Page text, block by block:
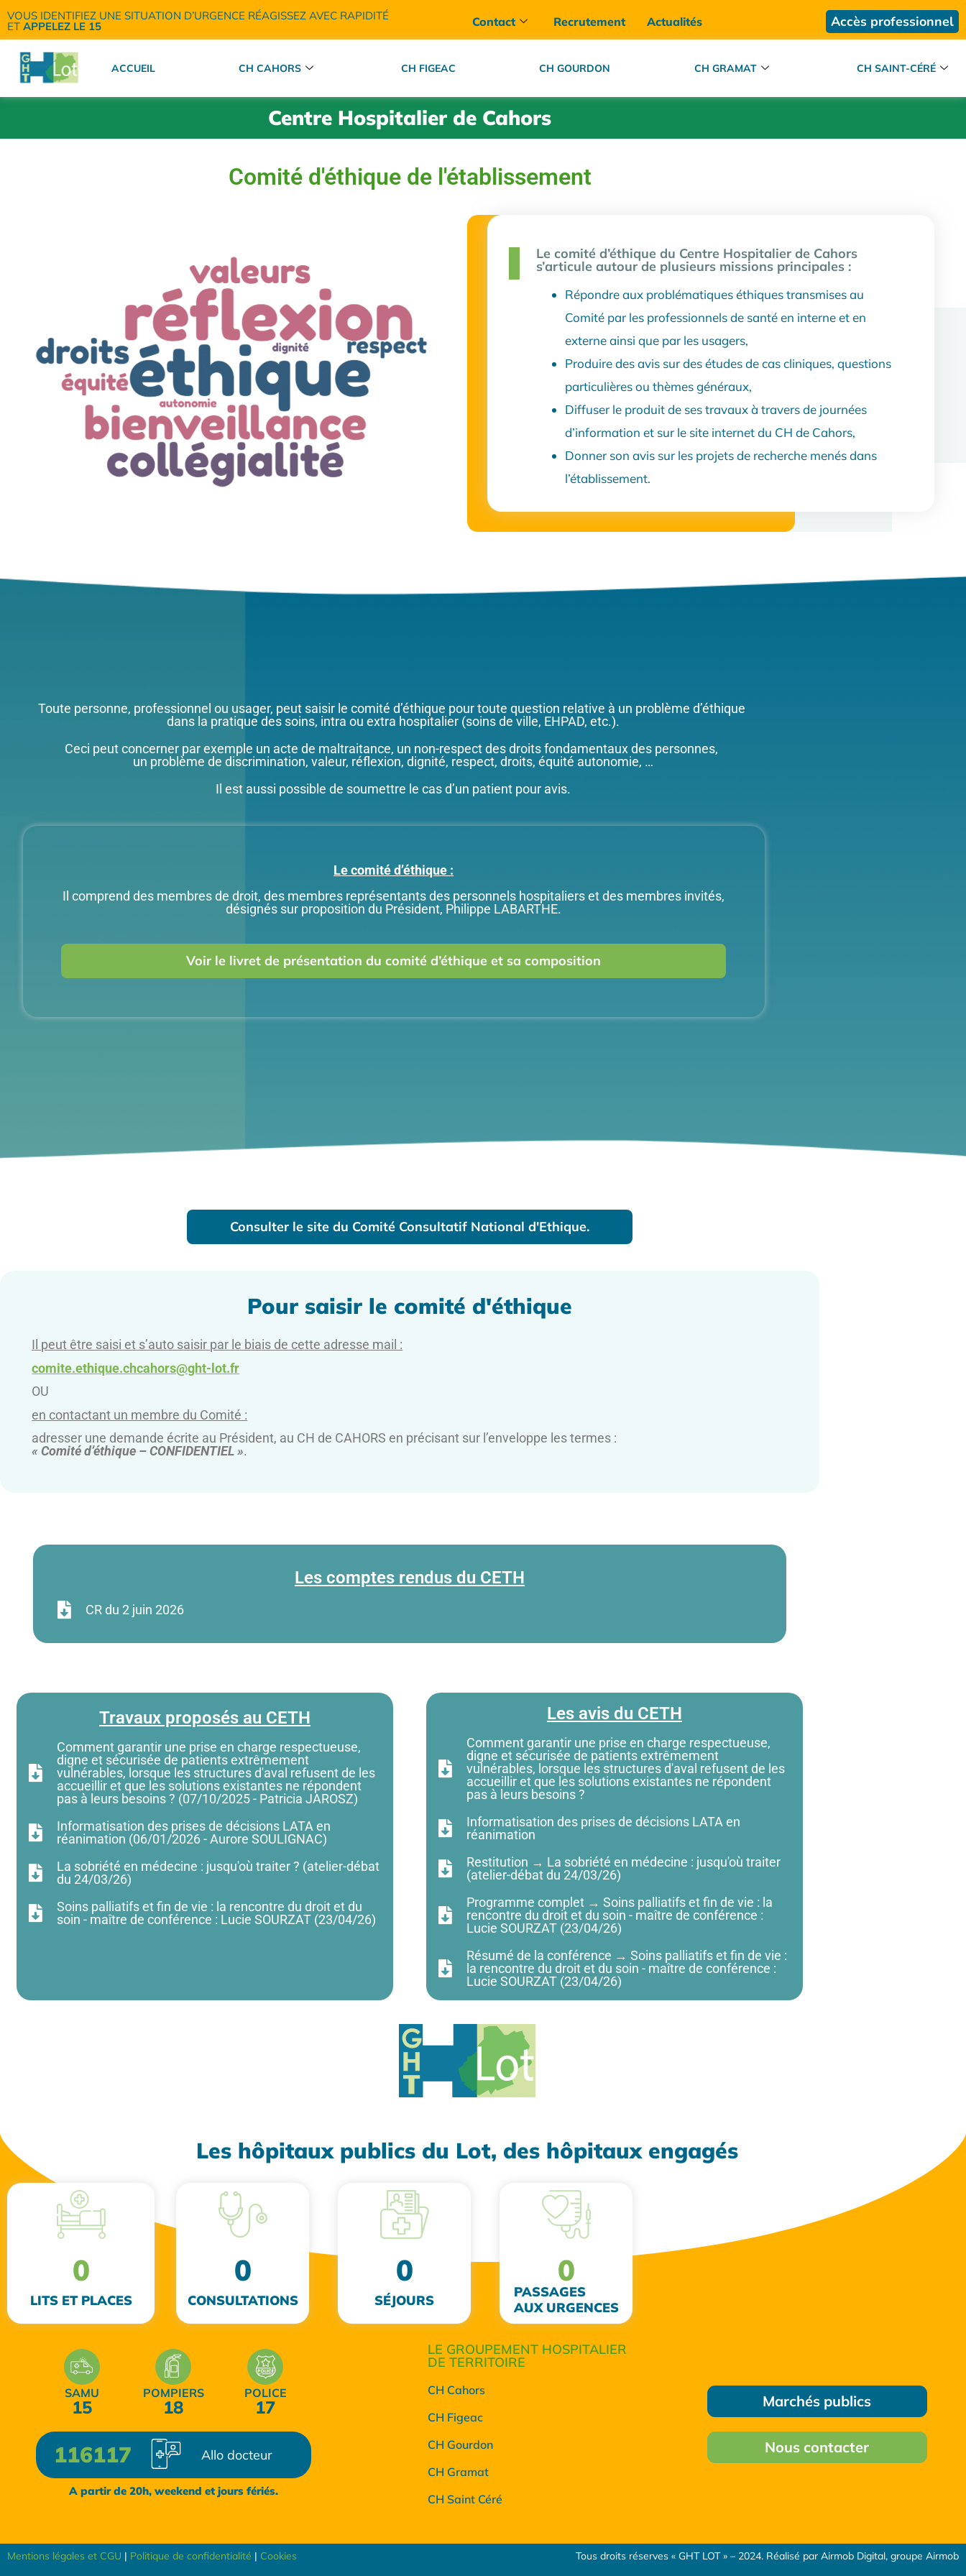
VOUS IDENTIFIEZ UNE SITUATION D’URGENCE RÉAGISSEZ AVEC RAPIDITÉ
ET APPELEZ LE 15 Contact Recrutement Actualités Accès professionnel
ACCUEIL CH CAHORS CH FIGEAC CH GOURDON CH GRAMAT CH SAINT-CÉRÉ
Centre Hospitalier de Cahors
Comité d'éthique de l'établissement
Le comité d’éthique du Centre Hospitalier de Cahors
s’articule autour de plusieurs missions principales :
Répondre aux problématiques éthiques transmises au
Comité par les professionnels de santé en interne et en
externe ainsi que par les usagers,
Produire des avis sur des études de cas cliniques, questions
particulières ou thèmes généraux,
Diffuser le produit de ses travaux à travers de journées
d’information et sur le site internet du CH de Cahors,
Donner son avis sur les projets de recherche menés dans
l’établissement.
Toute personne, professionnel ou usager, peut saisir le comité d’éthique pour toute question relative à un problème d’éthique
dans la pratique des soins, intra ou extra hospitalier (soins de ville, EHPAD, etc.).
Ceci peut concerner par exemple un acte de maltraitance, un non-respect des droits fondamentaux des personnes,
un problème de discrimination, valeur, réflexion, dignité, respect, droits, équité autonomie, …
Il est aussi possible de soumettre le cas d’un patient pour avis.
Le comité d’éthique :
Il comprend des membres de droit, des membres représentants des personnels hospitaliers et des membres invités,
désignés sur proposition du Président, Philippe LABARTHE.
Voir le livret de présentation du comité d’éthique et sa composition
Consulter le site du Comité Consultatif National d'Ethique.
Pour saisir le comité d'éthique
Il peut être saisi et s’auto saisir par le biais de cette adresse mail :
comite.ethique.chcahors@ght-lot.fr
OU
en contactant un membre du Comité :
adresser une demande écrite au Président, au CH de CAHORS en précisant sur l’enveloppe les termes :
« Comité d’éthique – CONFIDENTIEL ».
Les comptes rendus du CETH
CR du 2 juin 2026
Travaux proposés au CETH
Comment garantir une prise en charge respectueuse,
digne et sécurisée de patients extrêmement
vulnérables, lorsque les structures d'aval refusent de les
accueillir et que les solutions existantes ne répondent
pas à leurs besoins ? (07/10/2025 - Patricia JAROSZ)
Informatisation des prises de décisions LATA en
réanimation (06/01/2026 - Aurore SOULIGNAC)
La sobriété en médecine : jusqu'où traiter ? (atelier-débat
du 24/03/26)
Soins palliatifs et fin de vie : la rencontre du droit et du
soin - maître de conférence : Lucie SOURZAT (23/04/26)
Les avis du CETH
Comment garantir une prise en charge respectueuse,
digne et sécurisée de patients extrêmement
vulnérables, lorsque les structures d'aval refusent de les
accueillir et que les solutions existantes ne répondent
pas à leurs besoins ?
Informatisation des prises de décisions LATA en
réanimation
Restitution → La sobriété en médecine : jusqu'où traiter
(atelier-débat du 24/03/26)
Programme complet → Soins palliatifs et fin de vie : la
rencontre du droit et du soin - maître de conférence :
Lucie SOURZAT (23/04/26)
Résumé de la conférence → Soins palliatifs et fin de vie :
la rencontre du droit et du soin - maître de conférence :
Lucie SOURZAT (23/04/26)
Les hôpitaux publics du Lot, des hôpitaux engagés
LITS ET PLACES
0
CONSULTATIONS
0
SÉJOURS
0
PASSAGES
AUX URGENCES
0
SAMU
15
POMPIERS
18
POLICE
17
116117 Allo docteur
A partir de 20h, weekend et jours fériés.
LE GROUPEMENT HOSPITALIER
DE TERRITOIRE
CH Cahors
CH Figeac
CH Gourdon
CH Gramat
CH Saint Céré
Marchés publics
Nous contacter
Mentions légales et CGU | Politique de confidentialité | Cookies Tous droits réserves « GHT LOT » – 2024. Réalisé par Airmob Digital, groupe Airmob